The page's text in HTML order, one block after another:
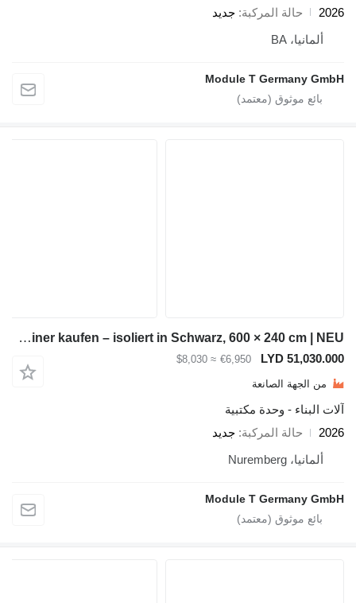
المركبة
جديد
Module T
Module-T Bürocontainer kaufen – isoliert in Schwarz, 600 × 240 cm | NEU
LYD
€6,950
≈ $8,030
الصانعة
- وحدة مكتبية
المركبة
جديد
Module T